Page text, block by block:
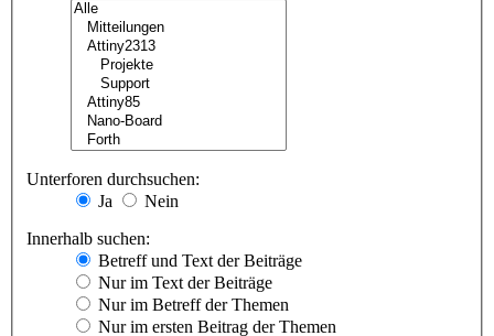
Unterforen durchsuchen:
Ja
Nein
Innerhalb suchen:
Betreff und Text der Beiträge
Nur im Text der Beiträge
Nur im Betreff der Themen
Nur im ersten Beitrag der Themen